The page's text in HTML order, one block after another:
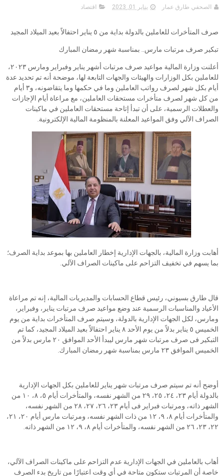
الصحفي طارق عمار يناير 01, 2023 اقتصاد
صرف المتأخرات للعاملين بالدولة بداية من ٥ يناير احتفالاً بعيد الميلاد المجيد
تبكير صرف مرتبات مارس.. بمناسبة شهر رمضان المبارك
أعلنت وزارة المالية مواعيد صرف مرتبات أشهر يناير وفبراير ومارس ٢٠٢٣،
للعاملين بكل الوزارات والهيئات والجهات التابعة لها، موضحة أنه تم تحديد عدة
أيام بكل شهر لصرف رواتب العاملين وما في حكمها وما يتقاضونه، و٣ أيام
من كل شهر لصرف متأخرات مستحقات العاملين، مع مراعاة أيام الإجازات
والعطلات الرسمية، على أن تبدأ إتاحة مستحقات العاملين في ماكينات
الصراف الآلي وفق المواعيد المعلنة بالمنظومة المالية الإلكترونية.
أهابت وزارة المالية، بالجهات الإدارية إخطار العاملين بها بموعد بداية الصرف؛
بما يسهم في تخفيف التزاحم على ماكينات الصراف الآلي.
قال طارق بسيوني، رئيس قطاع الحسابات والمديريات المالية، إنه تم مراعاة
الأعياد والمناسبات الرسمية عند وضع مواعيد صرف مرتبات يناير، وفبراير،
ومارس، لكل الجهات الإدارية بالدولة، وسيتم صرف المتأخرات بداية من يوم
الخميس ٥ يناير بدلاً من يوم الأحد ٨ يناير احتفالاً بعيد الميلاد المجيد، كما تم
التبكير فى صرف مرتبات شهر مارس ليبدأ الأحد الموافق ٢٠ مارس بدلاً من
الخميس الموافق ٢٣ مارس بمناسبة شهر رمضان المبارك.
أوضح أنه تم سيتم صرف مرتبات شهر يناير للعاملين بكل الجهات الإدارية
بالدولة أيام ٢٣، ٢٤، ٢٥، ٢٩ من الشهر نفسه، والمتأخرات أيام ٥، ٨، ١٠ من
الشهر ذاته، ومرتبات فبراير فى أيام ٢٣، ٢٦، ٢٧، ٢٨ من الشهر نفسه،
والمتأخرات أيام ٨، ٩، ١٢ من ذات الشهر نفسه، ومرتبات مارس أيام ٢٠، ٢١،
٢٢، ٢٣، ٢٦ من الشهر نفسه، والمتأخرات أيام ٨، ٩، ١٢ من الشهر ذاته.
أهاب بالعاملين في الجهات الإدارية عدم التزاحم على ماكينات الصراف الآلي،
خاصة أن المرتبات ستكون متاحة في أي وقت اعتبارًا من تاريخ بدء الصرف